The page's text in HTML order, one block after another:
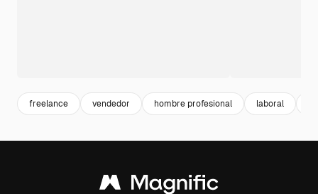
freelance vendedor hombre profesional laboral